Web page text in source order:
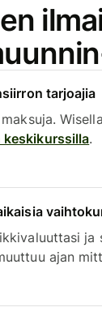
tarjoajia
keskikurssilla.
ja
ajan